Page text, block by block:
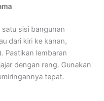
sisi bangunan
dari kiri ke kanan,
Pastikan lembaran
dengan reng. Gunakan
tepat.